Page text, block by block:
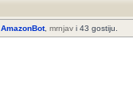
AmazonBot, mrnjav i 43 gostiju.